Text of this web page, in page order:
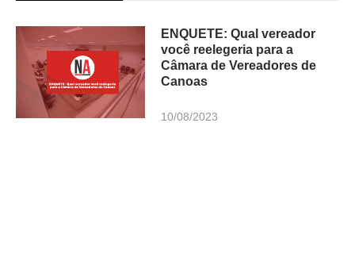
ENQUETE: Qual vereador
você reelegeria para a
Câmara de Vereadores de
Canoas
10/08/2023